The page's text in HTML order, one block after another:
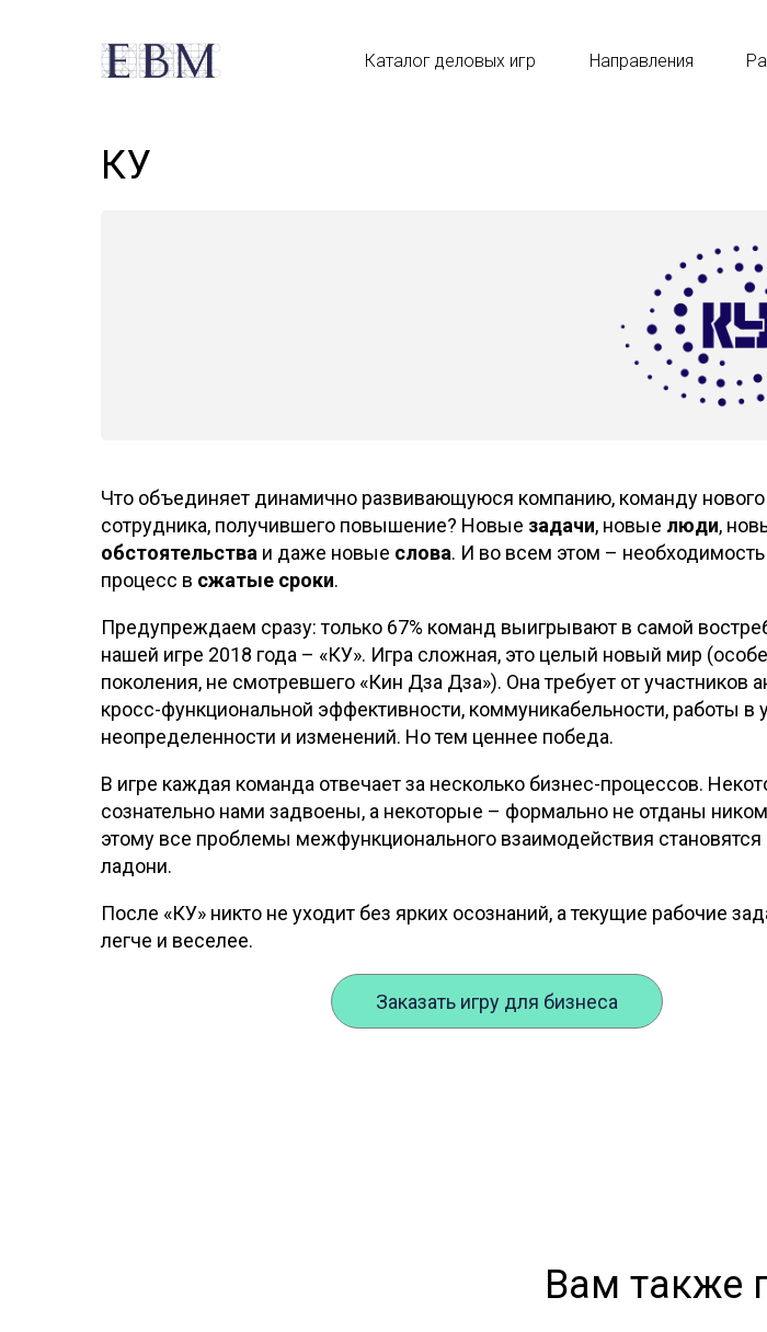
Каталог деловых игр Направления
КУ
Что объединяет динамично развивающуюся компанию, команду нового
сотрудника, получившего повышение? Новые задачи, новые люди,
обстоятельства и даже новые слова. И во всем этом –
процесс в сжатые сроки.
Предупреждаем сразу: только 67% команд выигрывают в самой
нашей игре 2018 года – «КУ». Игра сложная, это целый новый мир
поколения, не смотревшего «Кин Дза Дза»). Она требует от участников
кросс-функциональной эффективности, коммуникабельности, работы в
неопределенности и изменений. Но тем ценнее победа.
В игре каждая команда отвечает за несколько бизнес-процессов.
сознательно нами задвоены, а некоторые – формально не отданы
этому все проблемы межфункционального взаимодействия становятся
ладони.
После «КУ» никто не уходит без ярких осознаний, а текущие рабочие
легче и веселее.
Заказать игру для бизнеса
Вам также